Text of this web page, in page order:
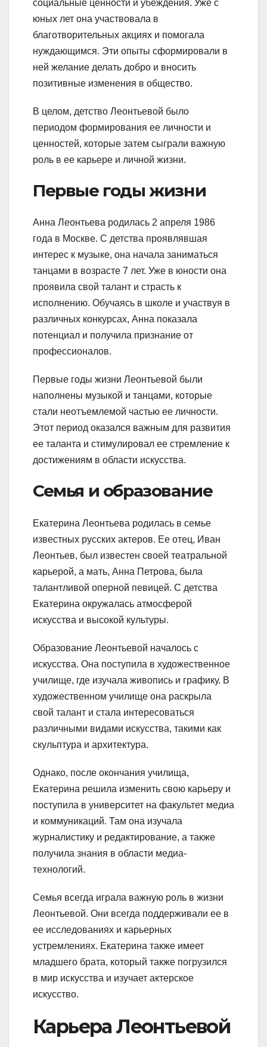
социальные ценности и убеждения. Уже с
юных лет она участвовала в
благотворительных акциях и помогала
нуждающимся. Эти опыты сформировали в
ней желание делать добро и вносить
позитивные изменения в общество.
В целом, детство Леонтьевой было
периодом формирования ее личности и
ценностей, которые затем сыграли важную
роль в ее карьере и личной жизни.
Первые годы жизни
Анна Леонтьева родилась 2 апреля 1986
года в Москве. С детства проявлявшая
интерес к музыке, она начала заниматься
танцами в возрасте 7 лет. Уже в юности она
проявила свой талант и страсть к
исполнению. Обучаясь в школе и участвуя в
различных конкурсах, Анна показала
потенциал и получила признание от
профессионалов.
Первые годы жизни Леонтьевой были
наполнены музыкой и танцами, которые
стали неотъемлемой частью ее личности.
Этот период оказался важным для развития
ее таланта и стимулировал ее стремление к
достижениям в области искусства.
Семья и образование
Екатерина Леонтьева родилась в семье
известных русских актеров. Ее отец, Иван
Леонтьев, был известен своей театральной
карьерой, а мать, Анна Петрова, была
талантливой оперной певицей. С детства
Екатерина окружалась атмосферой
искусства и высокой культуры.
Образование Леонтьевой началось с
искусства. Она поступила в художественное
училище, где изучала живопись и графику. В
художественном училище она раскрыла
свой талант и стала интересоваться
различными видами искусства, такими как
скульптура и архитектура.
Однако, после окончания училища,
Екатерина решила изменить свою карьеру и
поступила в университет на факультет медиа
и коммуникаций. Там она изучала
журналистику и редактирование, а также
получила знания в области медиа-
технологий.
Семья всегда играла важную роль в жизни
Леонтьевой. Они всегда поддерживали ее в
ее исследованиях и карьерных
устремлениях. Екатерина также имеет
младшего брата, который также погрузился
в мир искусства и изучает актерское
искусство.
Карьера Леонтьевой